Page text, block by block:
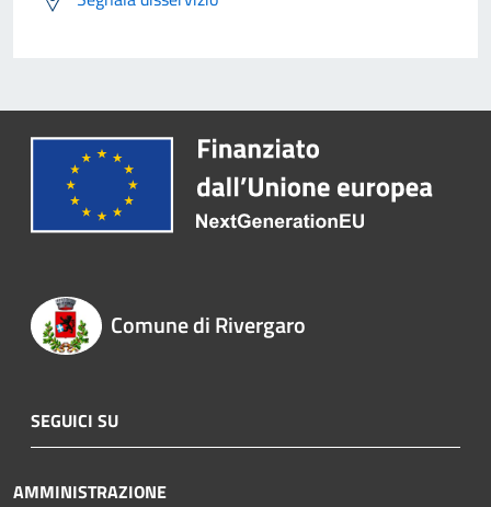
Comune di Rivergaro
SEGUICI SU
AMMINISTRAZIONE